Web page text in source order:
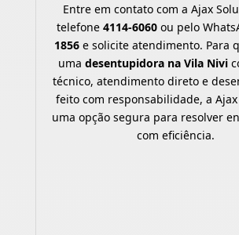
Entre em contato com a Ajax
telefone 4114-6060ou pelo
1856e solicite atendimento. Para
umadesentupidora na Vila Nivi
técnico, atendimento direto e
feito com responsabilidade, a Ajax
uma opção segura para resolver
com eficiência.